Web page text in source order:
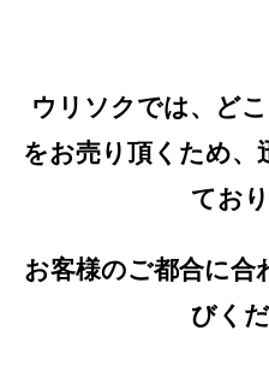
ウリソクでは、ど
をお売り頂くため、
てお
お客様のご都合に合
びく